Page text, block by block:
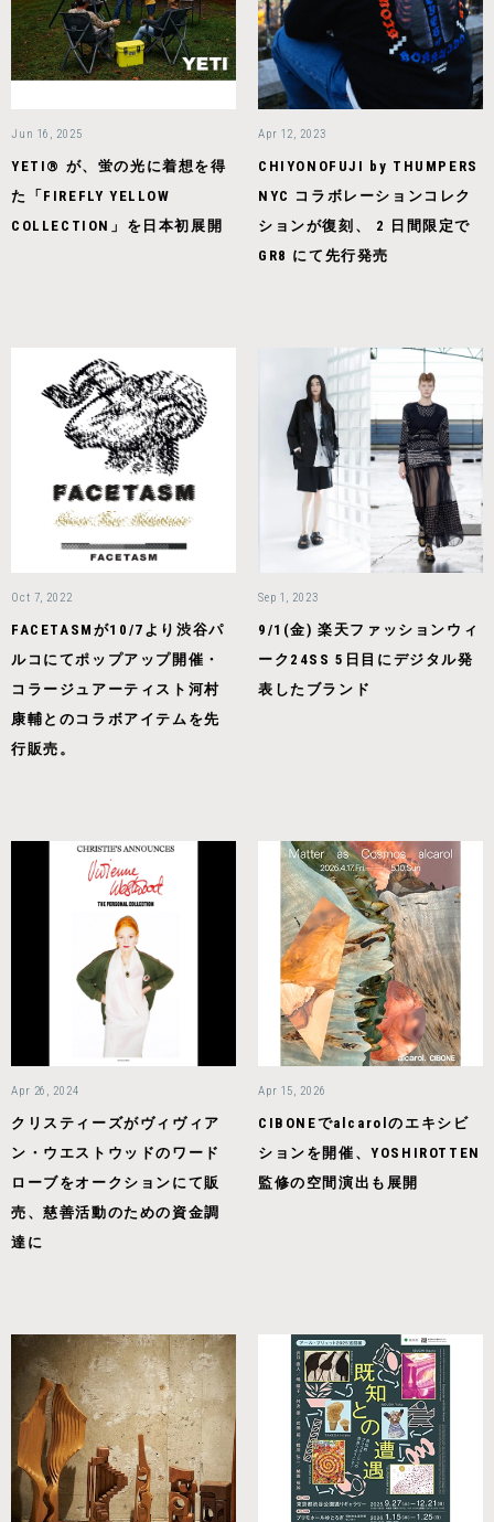
Jun 16, 2025
YETI® が、蛍の光に着想を得
た「FIREFLY YELLOW
COLLECTION」を日本初展開
Apr 12, 2023
CHIYONOFUJI by THUMPERS
NYC コラボレーションコレク
ションが復刻、 2 ⽇間限定で
GR8 にて先⾏発売
Oct 7, 2022
FACETASMが10/7より渋谷パ
ルコにてポップアップ開催・
コラージュアーティスト河村
康輔とのコラボアイテムを先
行販売。
Sep 1, 2023
9/1(金) 楽天ファッションウィ
ーク24SS 5日目にデジタル発
表したブランド
Apr 26, 2024
クリスティーズがヴィヴィア
ン・ウエストウッドのワード
ローブをオークションにて販
売、慈善活動のための資金調
達に
Apr 15, 2026
CIBONEでalcarolのエキシビ
ションを開催、YOSHIROTTEN
監修の空間演出も展開